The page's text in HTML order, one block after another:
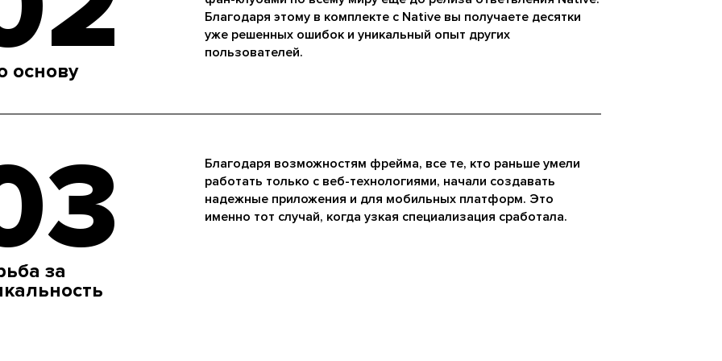
основу
Благодаря этому в комплекте с Native вы получаете десятки
уже решенных ошибок и уникальный опыт других
пользователей.
за
Благодаря возможностям фрейма, все те, кто раньше умели
работать только с веб-технологиями, начали создавать
надежные приложения и для мобильных платформ. Это
именно тот случай, когда узкая специализация сработала.